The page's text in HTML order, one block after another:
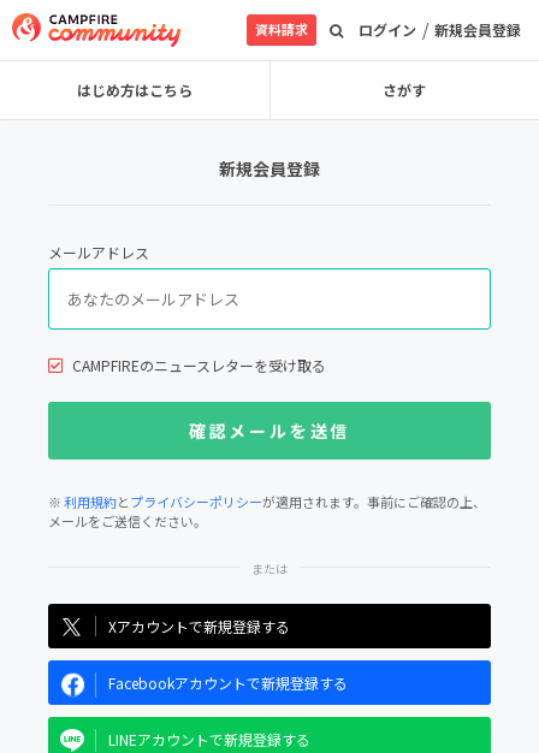
ログイン / 新規会員登録
資料請求
はじめ方はこちら さがす
新規会員登録
メールアドレス
CAMPFIREのニュースレターを受け取る
※利用規約とプライバシーポリシーが適用されます。事前にご確認の上、
メールをご送信ください。
Xアカウントで新規登録する
Facebookアカウントで新規登録する
LINEアカウントで新規登録する